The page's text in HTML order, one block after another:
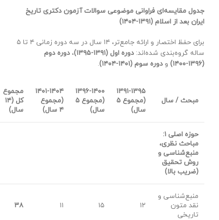
جدول مقایسه‌ای فراوانی موضوعی سوالات آزمون دکتری تاریخ
ایران بعد از اسلام (۱۳۹۱-۱۴۰۴)
برای حفظ اختصار و ارائه جامع‌تر، ۱۴ سال در سه دوره زمانی ۴ تا ۵
ساله گروه‌بندی شده‌اند: دوره اول (۱۳۹۱-۱۳۹۵) ، دوره دوم
(۱۳۹۶-۱۴۰۰) و دوره سوم (۱۴۰۱-۱۴۰۴) .
مبحث / سال
۱۳۹۱-۱۳۹۵
(مجموع ۵
سال)
۱۳۹۶-۱۴۰۰
(مجموع ۵
سال)
۱۴۰۱-۱۴۰۴
(مجموع
۴ سال)
مجموع
کل (۱۴
سال)
حوزه اصلی ۱:
مباحث نظری،
منبع‌شناسی و
روش تحقیق
(ضریب بالا)
منبع‌شناسی و
نقد متون
تاریخی
۱۲ ۱۵ ۱۱ ۳۸